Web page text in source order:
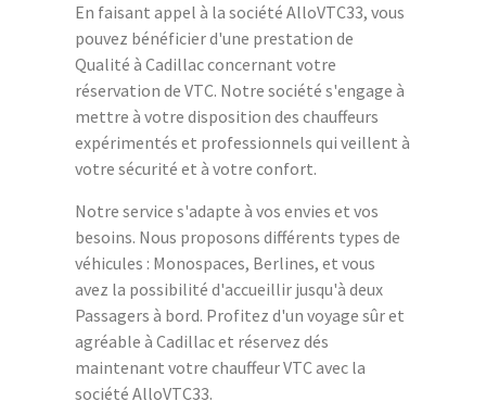
En faisant appel à la société AlloVTC33, vous
pouvez bénéficier d'une prestation de
Qualité à Cadillac concernant votre
réservation de VTC. Notre société s'engage à
mettre à votre disposition des chauffeurs
expérimentés et professionnels qui veillent à
votre sécurité et à votre confort.
Notre service s'adapte à vos envies et vos
besoins. Nous proposons différents types de
véhicules : Monospaces, Berlines, et vous
avez la possibilité d'accueillir jusqu'à deux
Passagers à bord. Profitez d'un voyage sûr et
agréable à Cadillac et réservez dés
maintenant votre chauffeur VTC avec la
société AlloVTC33.